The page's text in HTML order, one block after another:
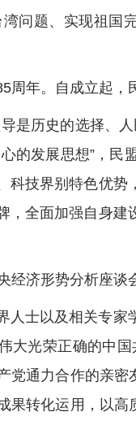
湾问题、实现祖国
年。自成立起，民
历史的选择、人
的发展思想”，
科技界别特色优
，全面加强自身
济形势分析座谈会
士以及相关专家学
大光荣正确的中
党通力合作的亲
果转化运用，以高